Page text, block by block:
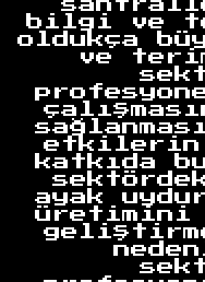
bilgi ve
oldukça
ve
etkilerin
katkıda
ayak
üretimini